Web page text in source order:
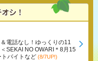
電話なし！ゆっくりの11
SEKAI NO OWARI＊8月15
バイトなど (8/7UP!)